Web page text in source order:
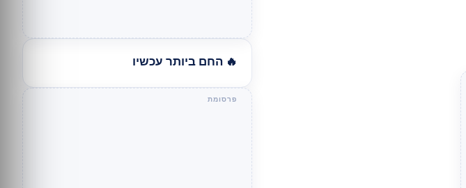
🔥 החם ביותר עכשיו